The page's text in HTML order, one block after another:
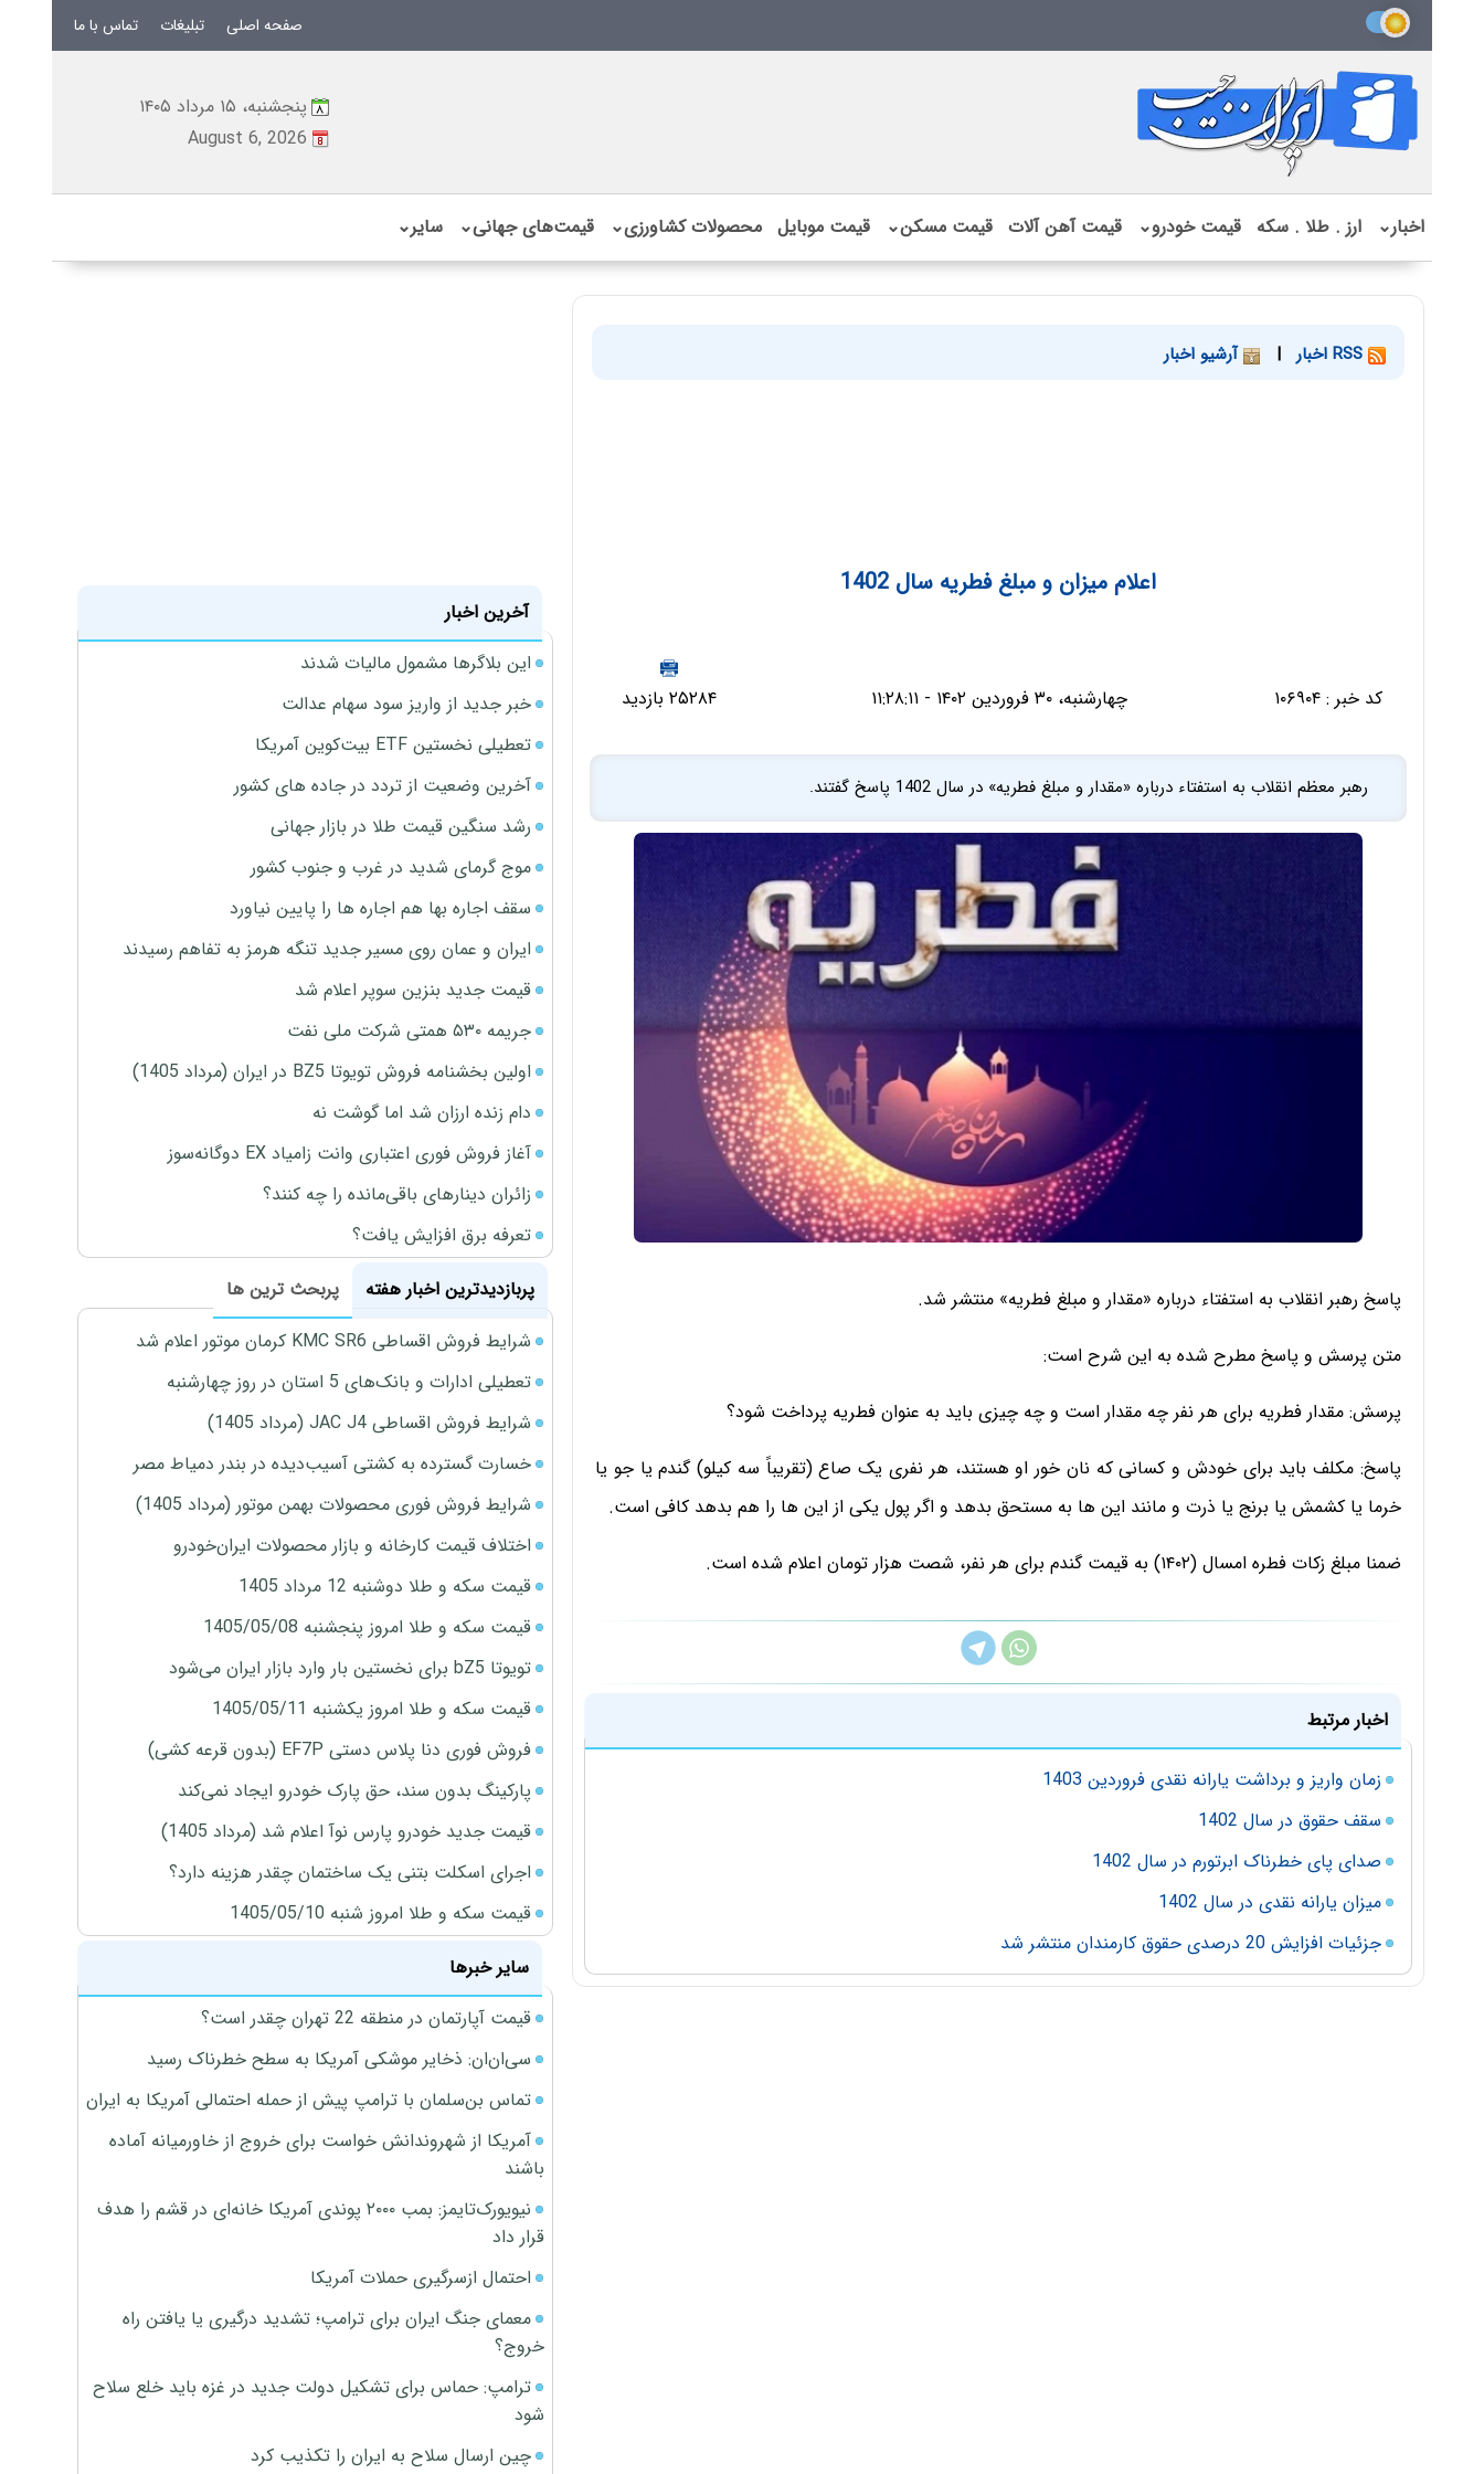
صفحه اصلی تبلیغات تماس با ما
پنجشنبه، ۱۵ مرداد ۱۴۰۵
August 6, 2026
اخبار⌄ ارز . طلا . سکه قیمت خودرو⌄ قیمت آهن آلات قیمت مسکن⌄ قیمت موبایل محصولات کشاورزی⌄ قیمت‌های جهانی⌄ سایر⌄
| آرشیو اخبار
اعلام میزان و مبلغ فطریه سال 1402
کد خبر : ۱۰۶۹۰۴ چهارشنبه، ۳۰ فروردین ۱۴۰۲ - ۱۱:۲۸:۱۱ ۲۵۲۸۴ بازدید
رهبر معظم انقلاب به استفتاء درباره «مقدار و مبلغ فطریه» در سال 1402 پاسخ گفتند.
پاسخ رهبر انقلاب به استفتاء درباره «مقدار و مبلغ فطریه» منتشر شد.
متن پرسش و پاسخ مطرح شده به این شرح است:
پرسش: مقدار فطریه برای هر نفر چه مقدار است و چه چیزی باید به عنوان فطریه پرداخت شود؟
پاسخ: مکلف باید برای خودش و کسانی که نان خور او هستند، هر نفری یک صاع (تقریباً سه کیلو) گندم یا جو یا
خرما یا کشمش یا برنج یا ذرت و مانند این ها به مستحق بدهد و اگر پول یکی از این ها را هم بدهد کافی است.
ضمنا مبلغ زکات فطره امسال (۱۴۰۲) به قیمت گندم برای هر نفر، شصت هزار تومان اعلام شده است.
اخبار مرتبط
زمان واریز و برداشت یارانه نقدی فروردین 1403
سقف حقوق در سال 1402
صدای پای خطرناک ابرتورم در سال 1402
میزان یارانه نقدی در سال 1402
جزئیات افزایش 20 درصدی حقوق کارمندان منتشر شد
آخرین اخبار
این بلاگرها مشمول مالیات شدند
خبر جدید از واریز سود سهام عدالت
تعطیلی نخستین ETF بیت‌کوین آمریکا
آخرین وضعیت از تردد در جاده های کشور
رشد سنگین قیمت طلا در بازار جهانی
موج گرمای شدید در غرب و جنوب کشور
سقف اجاره بها هم اجاره ها را پایین نیاورد
ایران و عمان روی مسیر جدید تنگه هرمز به تفاهم رسیدند
قیمت جدید بنزین سوپر اعلام شد
جریمه ۵۳۰ همتی شرکت ملی نفت
اولین بخشنامه فروش تویوتا BZ5 در ایران (مرداد 1405)
دام زنده ارزان شد اما گوشت نه
آغاز فروش فوری اعتباری وانت زامیاد EX دوگانه‌سوز
زائران دینارهای باقی‌مانده را چه کنند؟
تعرفه برق افزایش یافت؟
پربازدیدترین اخبار هفته
پربحث ترین ها
شرایط فروش اقساطی KMC SR6 کرمان موتور اعلام شد
تعطیلی ادارات و بانک‌های 5 استان در روز چهارشنبه
شرایط فروش اقساطی JAC J4 (مرداد 1405)
خسارت گسترده به کشتی آسیب‌دیده در بندر دمیاط مصر
شرایط فروش فوری محصولات بهمن موتور (مرداد 1405)
اختلاف قیمت کارخانه و بازار محصولات ایران‌خودرو
قیمت سکه و طلا دوشنبه 12 مرداد 1405
قیمت سکه و طلا امروز پنجشنبه 1405/05/08
تویوتا bZ5 برای نخستین بار وارد بازار ایران می‌شود
قیمت سکه و طلا امروز یکشنبه 1405/05/11
فروش فوری دنا پلاس دستی EF7P (بدون قرعه کشی)
پارکینگ بدون سند، حق پارک خودرو ایجاد نمی‌کند
قیمت جدید خودرو پارس نوآ اعلام شد (مرداد 1405)
اجرای اسکلت بتنی یک ساختمان چقدر هزینه دارد؟
قیمت سکه و طلا امروز شنبه 1405/05/10
سایر خبرها
قیمت آپارتمان در منطقه 22 تهران چقدر است؟
سی‌ان‌ان: ذخایر موشکی آمریکا به سطح خطرناک رسید
تماس بن‌سلمان با ترامپ پیش از حمله احتمالی آمریکا به ایران
آمریکا از شهروندانش خواست برای خروج از خاورمیانه آماده
باشند
نیویورک‌تایمز: بمب ۲۰۰۰ پوندی آمریکا خانه‌ای در قشم را هدف
قرار داد
احتمال ازسرگیری حملات آمریکا
معمای جنگ ایران برای ترامپ؛ تشدید درگیری یا یافتن راه
خروج؟
ترامپ: حماس برای تشکیل دولت جدید در غزه باید خلع سلاح
شود
چین ارسال سلاح به ایران را تکذیب کرد